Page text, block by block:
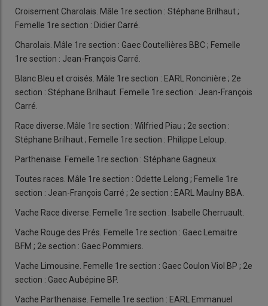
Croisement Charolais. Mâle 1re section : Stéphane Brilhaut ;
Femelle 1re section : Didier Carré.
Charolais. Mâle 1re section : Gaec Coutellières BBC ; Femelle
1re section : Jean-François Carré.
Blanc Bleu et croisés. Mâle 1re section : EARL Roncinière ; 2e
section : Stéphane Brilhaut. Femelle 1re section : Jean-François
Carré.
Race diverse. Mâle 1re section : Wilfried Piau ; 2e section :
Stéphane Brilhaut ; Femelle 1re section : Philippe Leloup.
Parthenaise. Femelle 1re section : Stéphane Gagneux.
Toutes races. Mâle 1re section : Odette Lelong ; Femelle 1re
section : Jean-François Carré ; 2e section : EARL Maulny BBA.
Vache Race diverse. Femelle 1re section : Isabelle Cherruault.
Vache Rouge des Prés. Femelle 1re section : Gaec Lemaitre
BFM ; 2e section : Gaec Pommiers.
Vache Limousine. Femelle 1re section : Gaec Coulon Viol BP ; 2e
section : Gaec Aubépine BP.
Vache Parthenaise. Femelle 1re section : EARL Emmanuel